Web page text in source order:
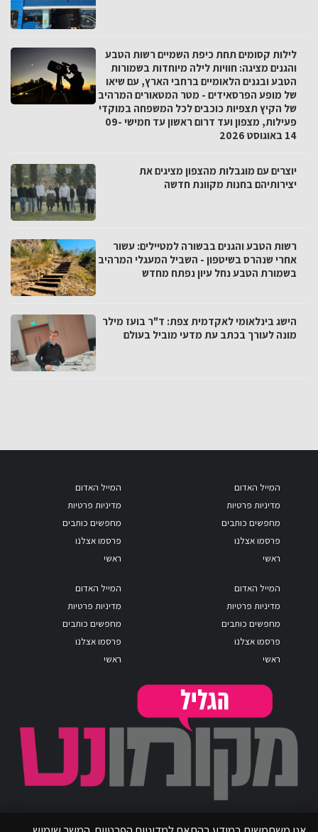
לילות קסומים תחת כיפת השמיים רשות הטבע
והגנים מציגה: חוויות לילה מיוחדות בשמורות
הטבע ובגנים הלאומיים ברחבי הארץ, עם שיאו
של מופע הפרסאידים - מטר המטאורים המרהיב
של הקיץ תצפיות כוכבים לכל המשפחה במוקדי
פעילות, מצפון ועד דרום ראשון עד חמישי 09-
14 באוגוסט 2026
יוצרים עם מוגבלות מהצפון מציגים את
יצירותיהם בחנות מקוונת חדשה
רשות הטבע והגנים בבשורה למטיילים: עשור
אחרי שנהרס בשיטפון - השביל המעגלי המרהיב
בשמורת הטבע נחל עיון נפתח מחדש
הישג בינלאומי לאקדמית צפת: ד"ר בועז מילר
מונה לעורך בכתב עת מדעי מוביל בעולם
המייל האדום
מדיניות פרטיות
מחפשים כותבים
פרסמו אצלנו
ראשי
המייל האדום
מדיניות פרטיות
מחפשים כותבים
פרסמו אצלנו
ראשי
המייל האדום
מדיניות פרטיות
מחפשים כותבים
פרסמו אצלנו
ראשי
המייל האדום
מדיניות פרטיות
מחפשים כותבים
פרסמו אצלנו
ראשי